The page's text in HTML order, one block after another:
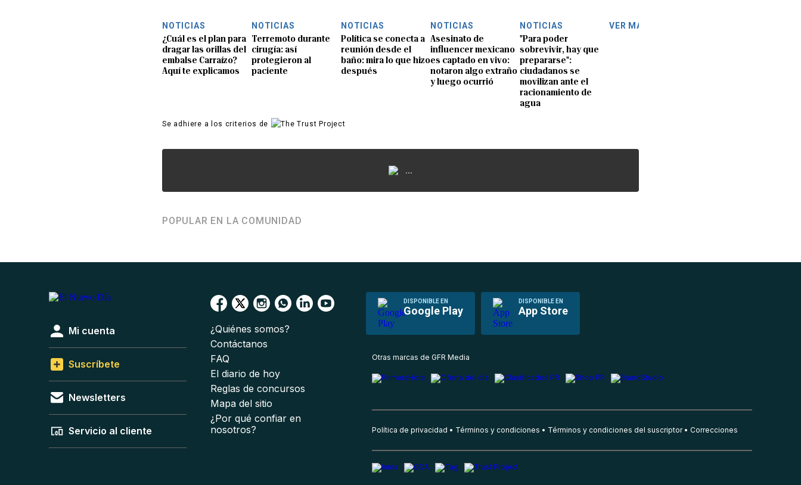
NOTICIAS
¿Cuál es el plan para
dragar las orillas del
embalse Carraízo?
Aquí te explicamos
NOTICIAS
Terremoto durante
cirugía: así
protegieron al
paciente
NOTICIAS
Política se conecta a
reunión desde el
baño: mira lo que hizo
después
NOTICIAS
Asesinato de
influencer mexicano
es captado en vivo:
notaron algo extraño
y luego ocurrió
NOTICIAS
"Para poder
sobrevivir, hay que
prepararse":
ciudadanos se
movilizan ante el
racionamiento de
agua
VER MÁS
Se adhiere a los criterios de
...
POPULAR EN LA COMUNIDAD
DISPONIBLE EN
Google Play
DISPONIBLE EN
App Store
Mi cuenta
Suscríbete
Newsletters
Servicio al cliente
¿Quiénes somos?
Contáctanos
FAQ
El diario de hoy
Reglas de concursos
Mapa del sitio
¿Por qué confiar en
nosotros?
Otras marcas de GFR Media
Política de privacidad Términos y condiciones Términos y condiciones del suscriptor Correcciones